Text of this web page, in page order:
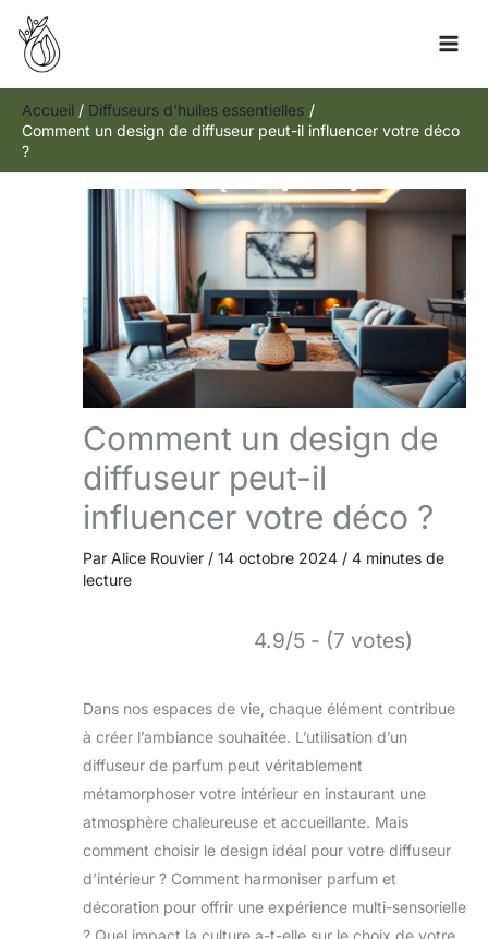
Aller
contenu
Accueil
Diffuseurs d'huiles essentielles
Comment un design de diffuseur peut-il influencer votre déco
?
Comment un design de
diffuseur peut-il
influencer votre déco ?
Par Alice Rouvier / 14 octobre 2024 / 4 minutes de
lecture
4.9/5 - (7 votes)
Dans nos espaces de vie, chaque élément contribue
à créer l’ambiance souhaitée. L’utilisation d’un
diffuseur de parfum peut véritablement
métamorphoser votre intérieur en instaurant une
atmosphère chaleureuse et accueillante. Mais
comment choisir le design idéal pour votre diffuseur
d’intérieur ? Comment harmoniser parfum et
décoration pour offrir une expérience multi-sensorielle
? Quel impact la culture a-t-elle sur le choix de votre
Rechercher